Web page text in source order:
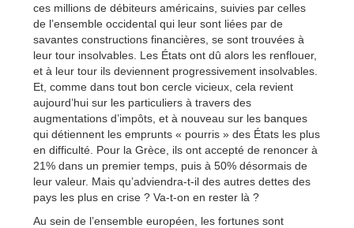
ces millions de débiteurs américains, suivies par celles
de l’ensemble occidental qui leur sont liées par de
savantes constructions financières, se sont trouvées à
leur tour insolvables. Les États ont dû alors les renflouer,
et à leur tour ils deviennent progressivement insolvables.
Et, comme dans tout bon cercle vicieux, cela revient
aujourd’hui sur les particuliers à travers des
augmentations d’impôts, et à nouveau sur les banques
qui détiennent les emprunts « pourris » des États les plus
en difficulté. Pour la Grèce, ils ont accepté de renoncer à
21% dans un premier temps, puis à 50% désormais de
leur valeur. Mais qu’adviendra-t-il des autres dettes des
pays les plus en crise ? Va-t-on en rester là ?
Au sein de l’ensemble européen, les fortunes sont